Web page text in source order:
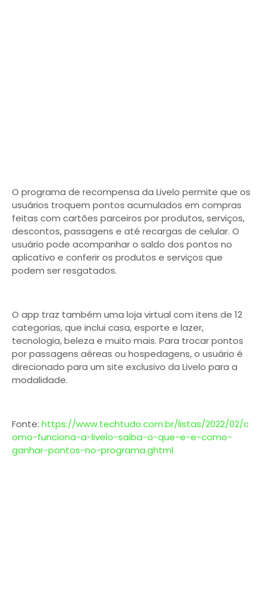
O programa de recompensa da Livelo permite que os
usuários troquem pontos acumulados em compras
feitas com cartões parceiros por produtos, serviços,
descontos, passagens e até recargas de celular. O
usuário pode acompanhar o saldo dos pontos no
aplicativo e conferir os produtos e serviços que
podem ser resgatados.
O app traz também uma loja virtual com itens de 12
categorias, que inclui casa, esporte e lazer,
tecnologia, beleza e muito mais. Para trocar pontos
por passagens aéreas ou hospedagens, o usuário é
direcionado para um site exclusivo da Livelo para a
modalidade.
Fonte: https://www.techtudo.com.br/listas/2022/02/c
omo-funciona-a-livelo-saiba-o-que-e-e-como-
ganhar-pontos-no-programa.ghtml